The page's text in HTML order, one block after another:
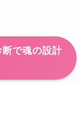
で魂の設計